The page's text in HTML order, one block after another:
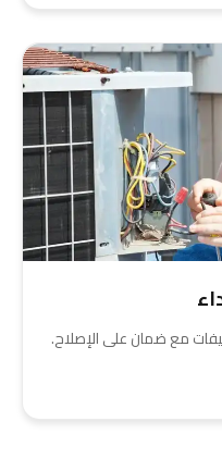
مع ضمان على الإصلاح.